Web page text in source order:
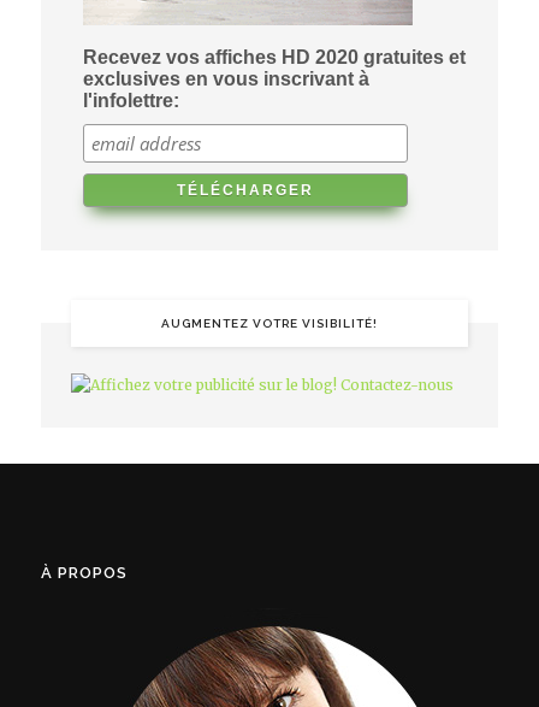
Recevez vos affiches HD 2020 gratuites et
exclusives en vous inscrivant à
l'infolettre:
AUGMENTEZ VOTRE VISIBILITÉ!
À PROPOS